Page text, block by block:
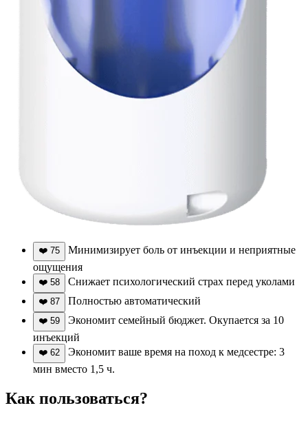
❤️ 75
Минимизирует боль от инъекции и неприятные
ощущения
❤️ 58 Снижает психологический страх перед уколами
❤️ 87 Полностью автоматический
❤️ 59
Экономит семейный бюджет. Окупается за 10
инъекций
❤️ 62
Экономит ваше время на поход к медсестре: 3
мин вместо 1,5 ч.
Как пользоваться?